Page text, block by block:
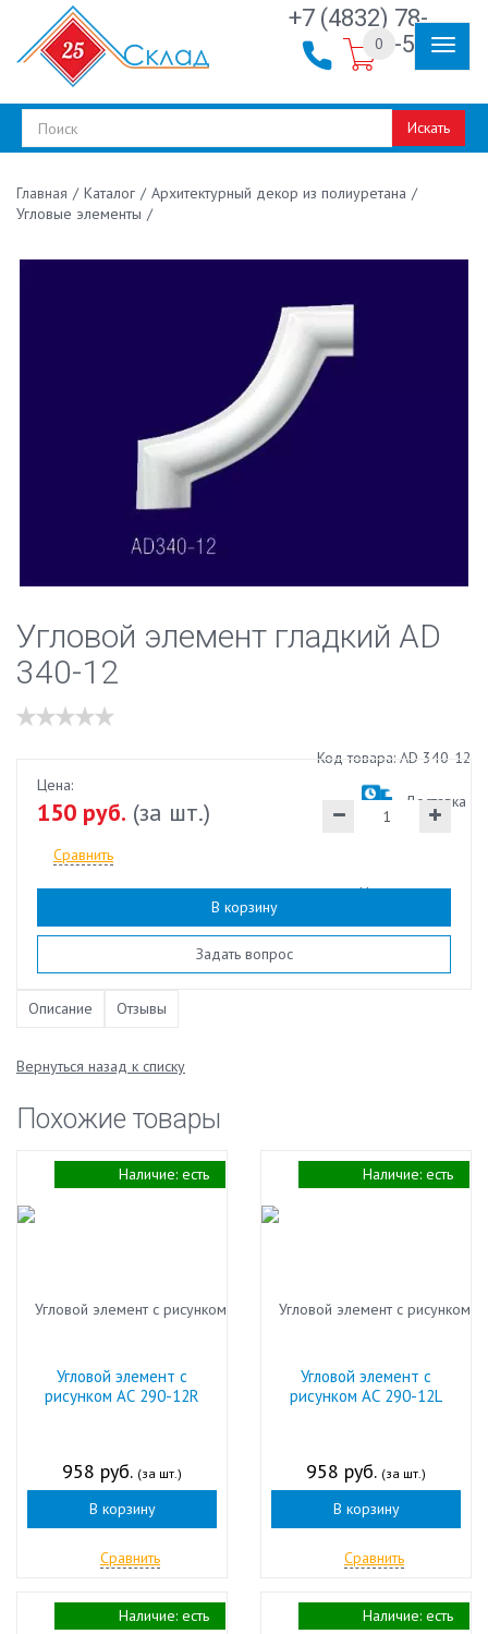
+7 (4832) 78-
30-50
Искать
0
Главная / Каталог / Архитектурный декор из полиуретана /
Угловые элементы /
Угловой элемент гладкий AD
340-12
Наличие:есть
Код товара: AD 340-12
Доставка
Цена:
150 руб. (за шт.)
Сравнить
В корзину
Задать вопрос
Описание Отзывы
Вернуться назад к списку
Похожие товары
Угловой элемент с
рисунком АС 290-12R
958 руб. (за шт.)
В корзину
Сравнить
Наличие: есть
Угловой элемент с
рисунком АС 290-12L
958 руб. (за шт.)
В корзину
Сравнить
Наличие: есть
Наличие: есть Наличие: есть